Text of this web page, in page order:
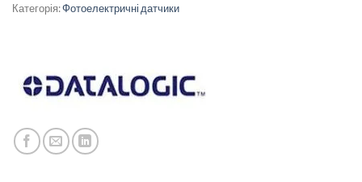
Категорія:Фотоелектричні датчики